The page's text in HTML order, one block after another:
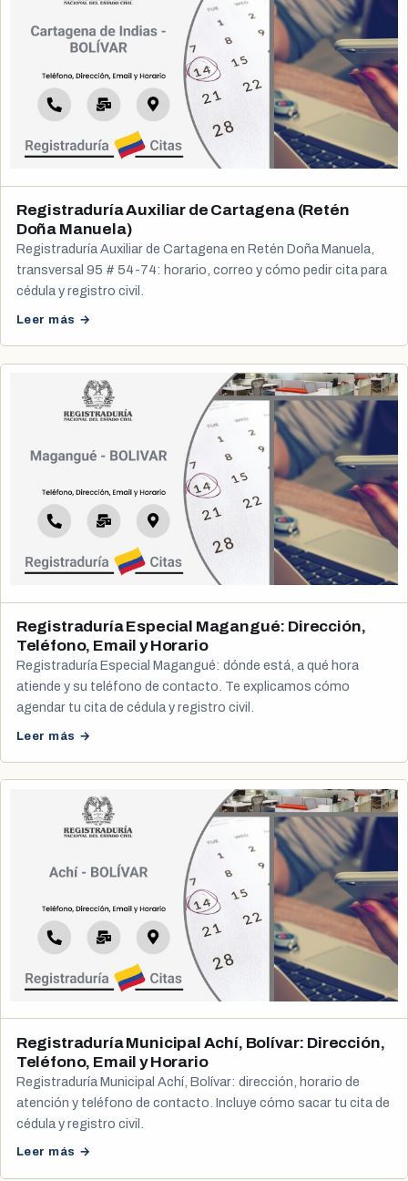
Registraduría Auxiliar de Cartagena (Retén
Doña Manuela)
Registraduría Auxiliar de Cartagena en Retén Doña Manuela,
transversal 95 # 54-74: horario, correo y cómo pedir cita para
cédula y registro civil.
Leer más →
Registraduría Especial Magangué: Dirección,
Teléfono, Email y Horario
Registraduría Especial Magangué: dónde está, a qué hora
atiende y su teléfono de contacto. Te explicamos cómo
agendar tu cita de cédula y registro civil.
Leer más →
Registraduría Municipal Achí, Bolívar: Dirección,
Teléfono, Email y Horario
Registraduría Municipal Achí, Bolívar: dirección, horario de
atención y teléfono de contacto. Incluye cómo sacar tu cita de
cédula y registro civil.
Leer más →